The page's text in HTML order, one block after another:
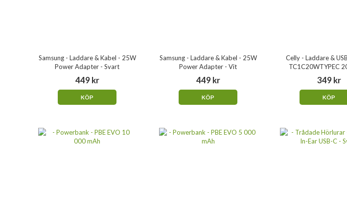
Samsung - Laddare & Kabel - 25W
Power Adapter - Svart
449 kr
KÖP
Samsung - Laddare & Kabel - 25W
Power Adapter - Vit
449 kr
KÖP
Celly - Laddare &
TC1C20WTYPEC
349 kr
KÖP